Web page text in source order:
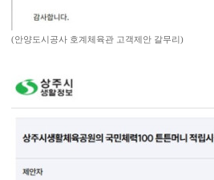
(안양도시공사 호계체육관 고객제안 갈무리)